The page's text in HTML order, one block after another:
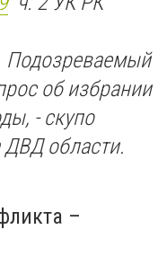
Подозреваемый
об избрании
- скупо
ДВД области.
–